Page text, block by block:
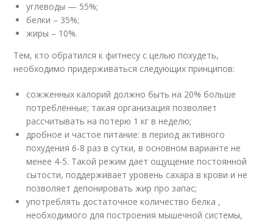
углеводы — 55%;
белки – 35%;
жиры – 10%.
Тем, кто обратился к фитнесу с целью похудеть,
необходимо придерживаться следующих принципов:
сожженных калорий должно быть на 20% больше
потреблённые; такая организация позволяет
рассчитывать на потерю 1 кг в неделю;
дробное и частое питание: в период активного
похудения 6-8 раз в сутки, в основном варианте не
менее 4-5. Такой режим дает ощущение постоянной
сытости, поддерживает уровень сахара в крови и не
позволяет депонировать жир про запас;
употреблять достаточное количество белка ,
необходимого для построения мышечной системы,